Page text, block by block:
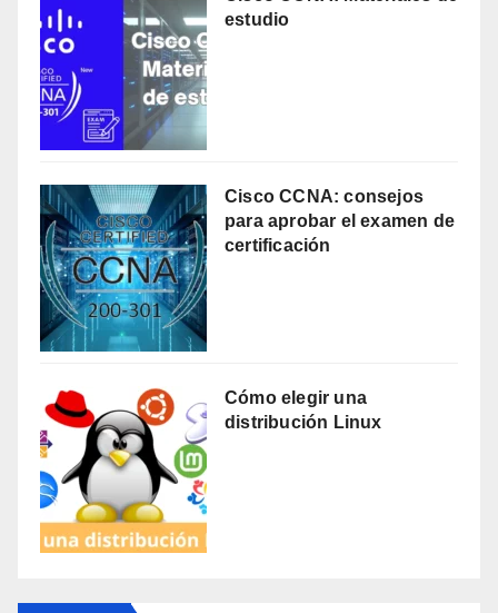
estudio
Cisco CCNA: consejos
para aprobar el examen de
certificación
Cómo elegir una
distribución Linux